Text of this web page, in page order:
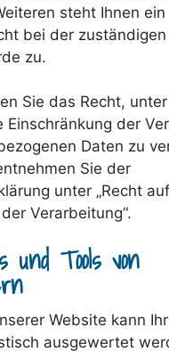
steht Ihnen ein
bei der zuständigen
zu.
Sie das Recht,
Einschränkung der
Daten zu
Sie der
unter „Recht auf
Verarbeitung“.
und Tools von
Website kann
ausgewertet